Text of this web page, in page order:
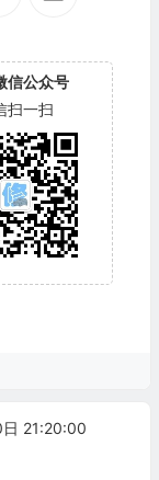
信公众号
扫一扫
21:20:00